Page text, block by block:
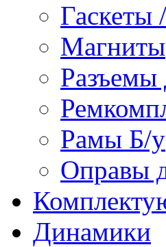
Гаскеты
Магниты
Разъемы
Рамы Б/у
Оправы
Динамики